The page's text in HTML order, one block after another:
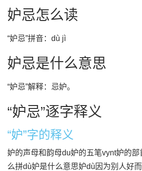
妒忌怎么读
“妒忌”拼音：dù jì
妒忌是什么意思
“妒忌”解释：忌妒。
“妒忌”逐字释义
“妒”字的释义
妒的声母和韵母du妒的五笔vynt妒的
么拼dù妒是什么意思妒dù因为别人好